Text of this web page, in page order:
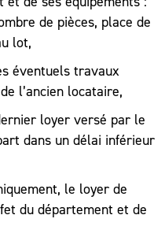
de pièces, place de
lot,
éventuels travaux
l’ancien locataire,
loyer versé par le
dans un délai inférieur
le loyer de
du département et de